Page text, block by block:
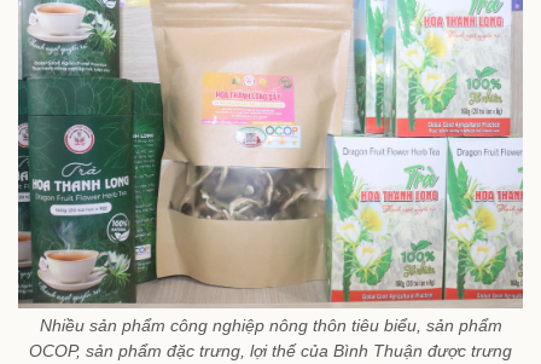
Nhiều sản phẩm công nghiệp nông thôn tiêu biểu, sản phẩm
OCOP, sản phẩm đặc trưng, lợi thế của Bình Thuận được trưng